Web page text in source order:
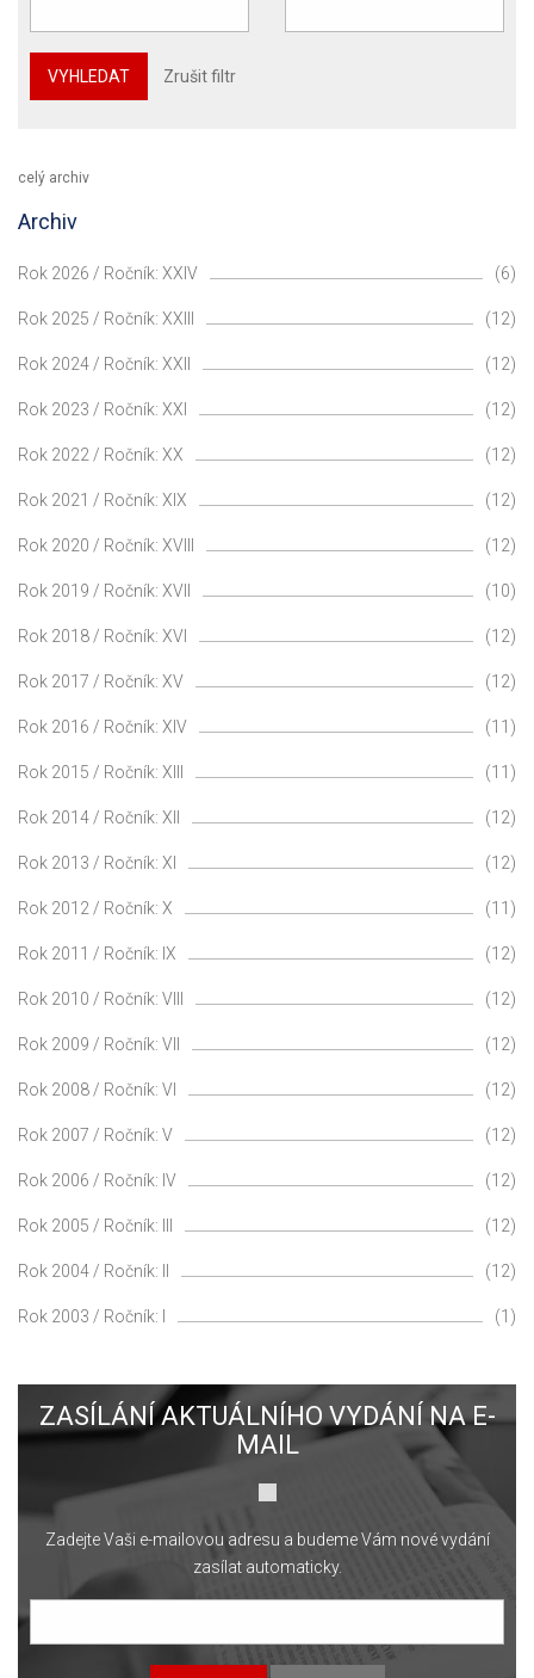
VYHLEDAT Zrušit filtr
celý archiv
Archiv
Rok 2026 / Ročník: XXIV (6)
Rok 2025 / Ročník: XXIII (12)
Rok 2024 / Ročník: XXII (12)
Rok 2023 / Ročník: XXI (12)
Rok 2022 / Ročník: XX (12)
Rok 2021 / Ročník: XIX (12)
Rok 2020 / Ročník: XVIII (12)
Rok 2019 / Ročník: XVII (10)
Rok 2018 / Ročník: XVI (12)
Rok 2017 / Ročník: XV (12)
Rok 2016 / Ročník: XIV (11)
Rok 2015 / Ročník: XIII (11)
Rok 2014 / Ročník: XII (12)
Rok 2013 / Ročník: XI (12)
Rok 2012 / Ročník: X (11)
Rok 2011 / Ročník: IX (12)
Rok 2010 / Ročník: VIII (12)
Rok 2009 / Ročník: VII (12)
Rok 2008 / Ročník: VI (12)
Rok 2007 / Ročník: V (12)
Rok 2006 / Ročník: IV (12)
Rok 2005 / Ročník: III (12)
Rok 2004 / Ročník: II (12)
Rok 2003 / Ročník: I (1)
ZASÍLÁNÍ AKTUÁLNÍHO VYDÁNÍ NA E-
MAIL
Zadejte Vaši e-mailovou adresu a budeme Vám nové vydání
zasílat automaticky.